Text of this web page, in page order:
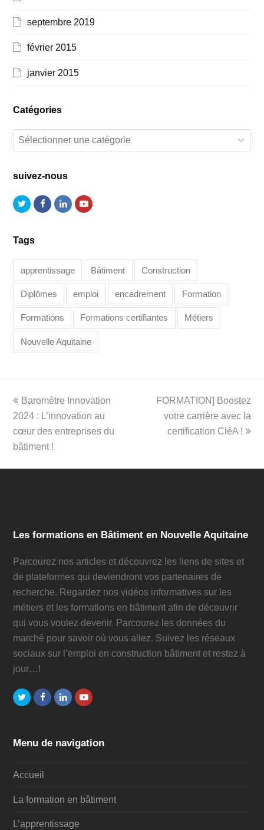
septembre 2019
février 2015
janvier 2015
Catégories
Catégories
suivez-nous
TwitterFacebook
LinkedInYoutube
Tags
apprentissage Bâtiment Construction
Diplômes emploi encadrement Formation
Formations Formations certifiantes Métiers
Nouvelle Aquitaine
previous
post:
Baromètre Innovation
2024 : L’innovation au
cœur des entreprises du
bâtiment !
next
post:
FORMATION] Boostez
votre carrière avec la
certification CléA !
Les formations en Bâtiment en Nouvelle Aquitaine
Parcourez nos articles et découvrez les liens de sites et
de plateformes qui deviendront vos partenaires de
recherche. Regardez nos vidéos informatives sur les
métiers et les formations en bâtiment afin de découvrir
qui vous voulez devenir. Parcourez les données du
marché pour savoir où vous allez. Suivez les réseaux
sociaux sur l’emploi en construction bâtiment et restez à
jour…!
TwitterFacebook
LinkedInYoutube
Menu de navigation
Accueil
La formation en bâtiment
L’apprentissage